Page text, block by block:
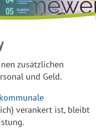
zusätzlichen
und Geld.
kommunale
verankert ist, bleibt